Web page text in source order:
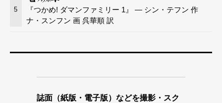
5
『つかめ! ダマンファミリー 1』 — シン・テフン 作
ナ・スンフン 画 呉華順 訳
誌面（紙版・電子版）などを撮影・スク